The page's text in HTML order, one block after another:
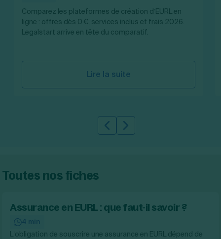
Toutes les modifications
Je suis autonome
Je souhaite être accompagné
Découvrez notre cabinet d'expertise comptable
Création d'EURL
Création de SASU
Création de SARL
Création d'association
Aides à la création d’entreprise
Création d'entreprise
Comparez les plateformes de création d’EURL en
ligne : offres dès 0 €, services inclus et frais 2026.
Legalstart arrive en tête du comparatif.
Lire la suite
Slide précédente
Slide suivante
Toutes nos fiches
Assurance en EURL : que faut-il savoir ?
4 min
L’obligation de souscrire une assurance en EURL dépend de